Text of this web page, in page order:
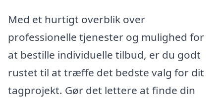
Med et hurtigt overblik over
professionelle tjenester og mulighed for
at bestille individuelle tilbud, er du godt
rustet til at træffe det bedste valg for dit
tagprojekt. Gør det lettere at finde din